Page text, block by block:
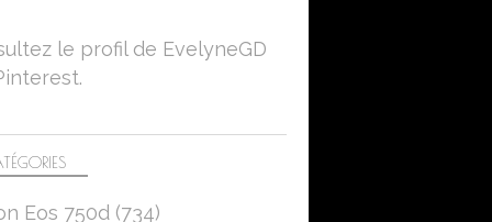
LUMIX DC-FZ 1000 II
Eos 750d (734)
le profil de EvelyneGD